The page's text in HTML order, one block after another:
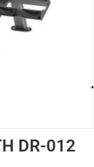
DR-012